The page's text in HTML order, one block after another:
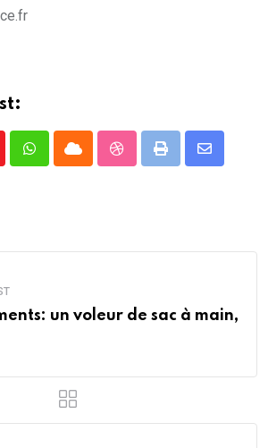
WhatsappCloud StumbleUpon
Print
Share
un voleur de sac à main,